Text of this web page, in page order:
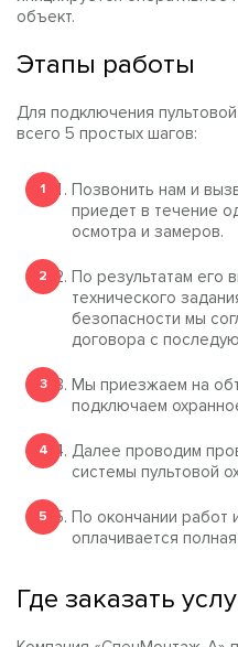
объект.
Этапы работы
Для подключения
всего 5 простых шагов:
Позвонить нам и
приедет в течение
осмотра и замеров.
По результатам его
технического
безопасности мы
договора с
Мы приезжаем на
подключаем
Далее проводим
системы пультовой
По окончании работ
оплачивается
Где заказать